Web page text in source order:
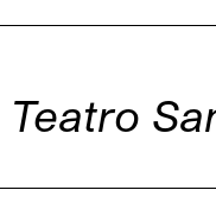
Teatro